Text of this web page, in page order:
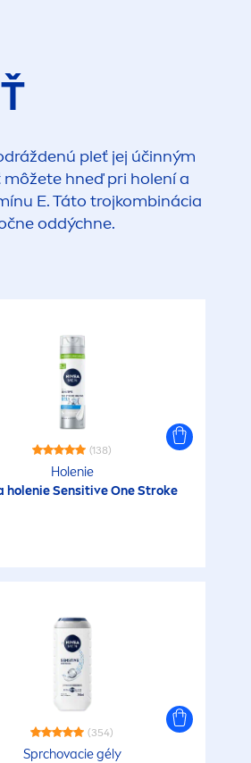
pleť jej účinným
hneď pri holení a
E. Táto trojkombinácia
oddýchne.
(138)
Holenie
holenieSensitiveOne Stroke
(354)
Sprchovacie gély